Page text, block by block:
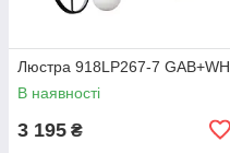
Люстра 918LP267-7 GAB+WH
В наявності
3 195 ₴